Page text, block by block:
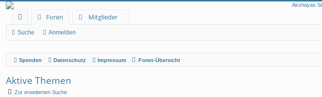
ch
llz
ug
rif
Foren
Mitglieder
Suche Anmelden
Spenden Datenschutz Impressum Foren-Übersicht
Aktive Themen
Zur erweiterten Suche